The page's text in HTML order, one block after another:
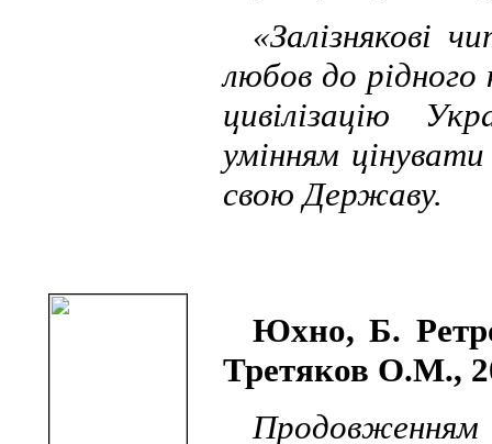
«Залізнякові
любов до рідного
цивілізацію
умінням
свою Державу.
Юхно, Б.
Третяков О.М.,